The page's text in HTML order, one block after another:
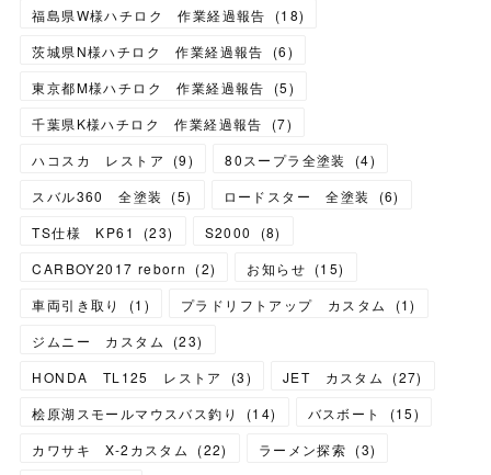
福島県W様ハチロク 作業経過報告
(18)
茨城県N様ハチロク 作業経過報告
(6)
東京都M様ハチロク 作業経過報告
(5)
千葉県K様ハチロク 作業経過報告
(7)
ハコスカ レストア
(9) 80スープラ全塗装 (4)
スバル360 全塗装
(5) ロードスター 全塗装 (6)
TS仕様 KP61
(23) S2000 (8)
CARBOY2017 reborn
(2) お知らせ (15)
車両引き取り
(1 ) プラドリフトアップ カスタム (1)
ジムニー カスタム
(23)
HONDA TL125 レストア
(3) JET カスタム (27)
桧原湖スモールマウスバス釣り
(14) バスボート (15)
カワサキ X-2カスタム
(22) ラーメン探索 (3)